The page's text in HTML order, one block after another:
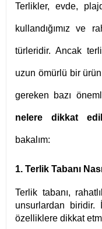
Terlikler, evde,
kullandığımız ve
türleridir. Ancak
uzun ömürlü bir
gereken bazı
nelere dikkat
bakalım:
1. Terlik Tabanı
Terlik tabanı,
unsurlardan biridir.
özelliklere dikkat